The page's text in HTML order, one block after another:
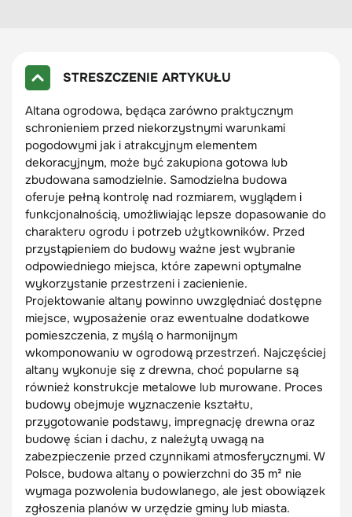
STRESZCZENIE ARTYKUŁU
Altana ogrodowa, będąca zarówno praktycznym
schronieniem przed niekorzystnymi warunkami
pogodowymi jak i atrakcyjnym elementem
dekoracyjnym, może być zakupiona gotowa lub
zbudowana samodzielnie. Samodzielna budowa
oferuje pełną kontrolę nad rozmiarem, wyglądem i
funkcjonalnością, umożliwiając lepsze dopasowanie do
charakteru ogrodu i potrzeb użytkowników. Przed
przystąpieniem do budowy ważne jest wybranie
odpowiedniego miejsca, które zapewni optymalne
wykorzystanie przestrzeni i zacienienie.
Projektowanie altany powinno uwzględniać dostępne
miejsce, wyposażenie oraz ewentualne dodatkowe
pomieszczenia, z myślą o harmonijnym
wkomponowaniu w ogrodową przestrzeń. Najczęściej
altany wykonuje się z drewna, choć popularne są
również konstrukcje metalowe lub murowane. Proces
budowy obejmuje wyznaczenie kształtu,
przygotowanie podstawy, impregnację drewna oraz
budowę ścian i dachu, z należytą uwagą na
zabezpieczenie przed czynnikami atmosferycznymi. W
Polsce, budowa altany o powierzchni do 35 m² nie
wymaga pozwolenia budowlanego, ale jest obowiązek
zgłoszenia planów w urzędzie gminy lub miasta.